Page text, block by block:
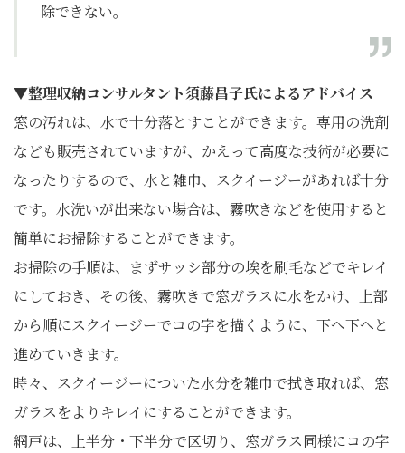
除できない。
▼整理収納コンサルタント須藤昌子氏によるアドバイス
窓の汚れは、水で十分落とすことができます。専用の洗剤
なども販売されていますが、かえって高度な技術が必要に
なったりするので、水と雑巾、スクイージーがあれば十分
です。水洗いが出来ない場合は、霧吹きなどを使用すると
簡単にお掃除することができます。
お掃除の手順は、まずサッシ部分の埃を刷毛などでキレイ
にしておき、その後、霧吹きで窓ガラスに水をかけ、上部
から順にスクイージーでコの字を描くように、下へ下へと
進めていきます。
時々、スクイージーについた水分を雑巾で拭き取れば、窓
ガラスをよりキレイにすることができます。
網戸は、上半分・下半分で区切り、窓ガラス同様にコの字